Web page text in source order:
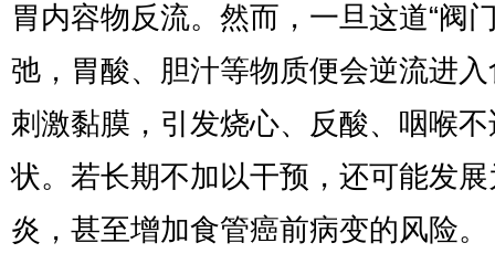
胃内容物反流。然而，一旦这道“阀
弛，胃酸、胆汁等物质便会逆流进
刺激黏膜，引发烧心、反酸、咽喉
状。若长期不加以干预，还可能发
炎，甚至增加食管癌前病变的风险。